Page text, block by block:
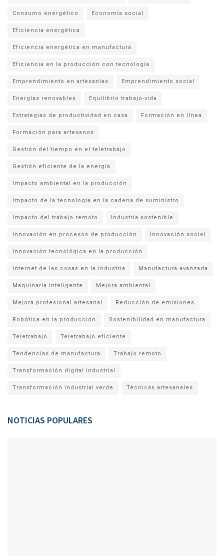
Consumo energético Economía social
Eficiencia energética
Eficiencia energética en manufactura
Eficiencia en la producción con tecnología
Emprendimiento en artesanías Emprendimiento social
Energías renovables Equilibrio trabajo-vida
Estrategias de productividad en casa Formación en línea
Formación para artesanos
Gestión del tiempo en el teletrabajo
Gestión eficiente de la energía
Impacto ambiental en la producción
Impacto de la tecnología en la cadena de suministro
Impacto del trabajo remoto Industria sostenible
Innovación en procesos de producción Innovación social
Innovación tecnológica en la producción
Internet de las cosas en la industria Manufactura avanzada
Maquinaria inteligente Mejora ambiental
Mejora profesional artesanal Reducción de emisiones
Robótica en la producción Sostenibilidad en manufactura
Teletrabajo Teletrabajo eficiente
Tendencias de manufactura Trabajo remoto
Transformación digital industrial
Transformación industrial verde Técnicas artesanales
NOTICIAS POPULARES